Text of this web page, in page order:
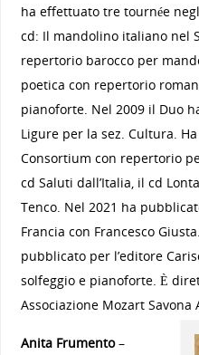
ha effettuato tre tournée
cd: Il mandolino italiano nel
repertorio barocco per
poetica con repertorio
pianoforte. Nel 2009 il Duo
Ligure per la sez. Cultura.
Consortium con repertorio
cd Saluti dall’Italia, il cd
Tenco. Nel 2021 ha
Francia con Francesco
pubblicato per l’editore
solfeggio e pianoforte. È
Associazione Mozart Savona
Anita Frumento–